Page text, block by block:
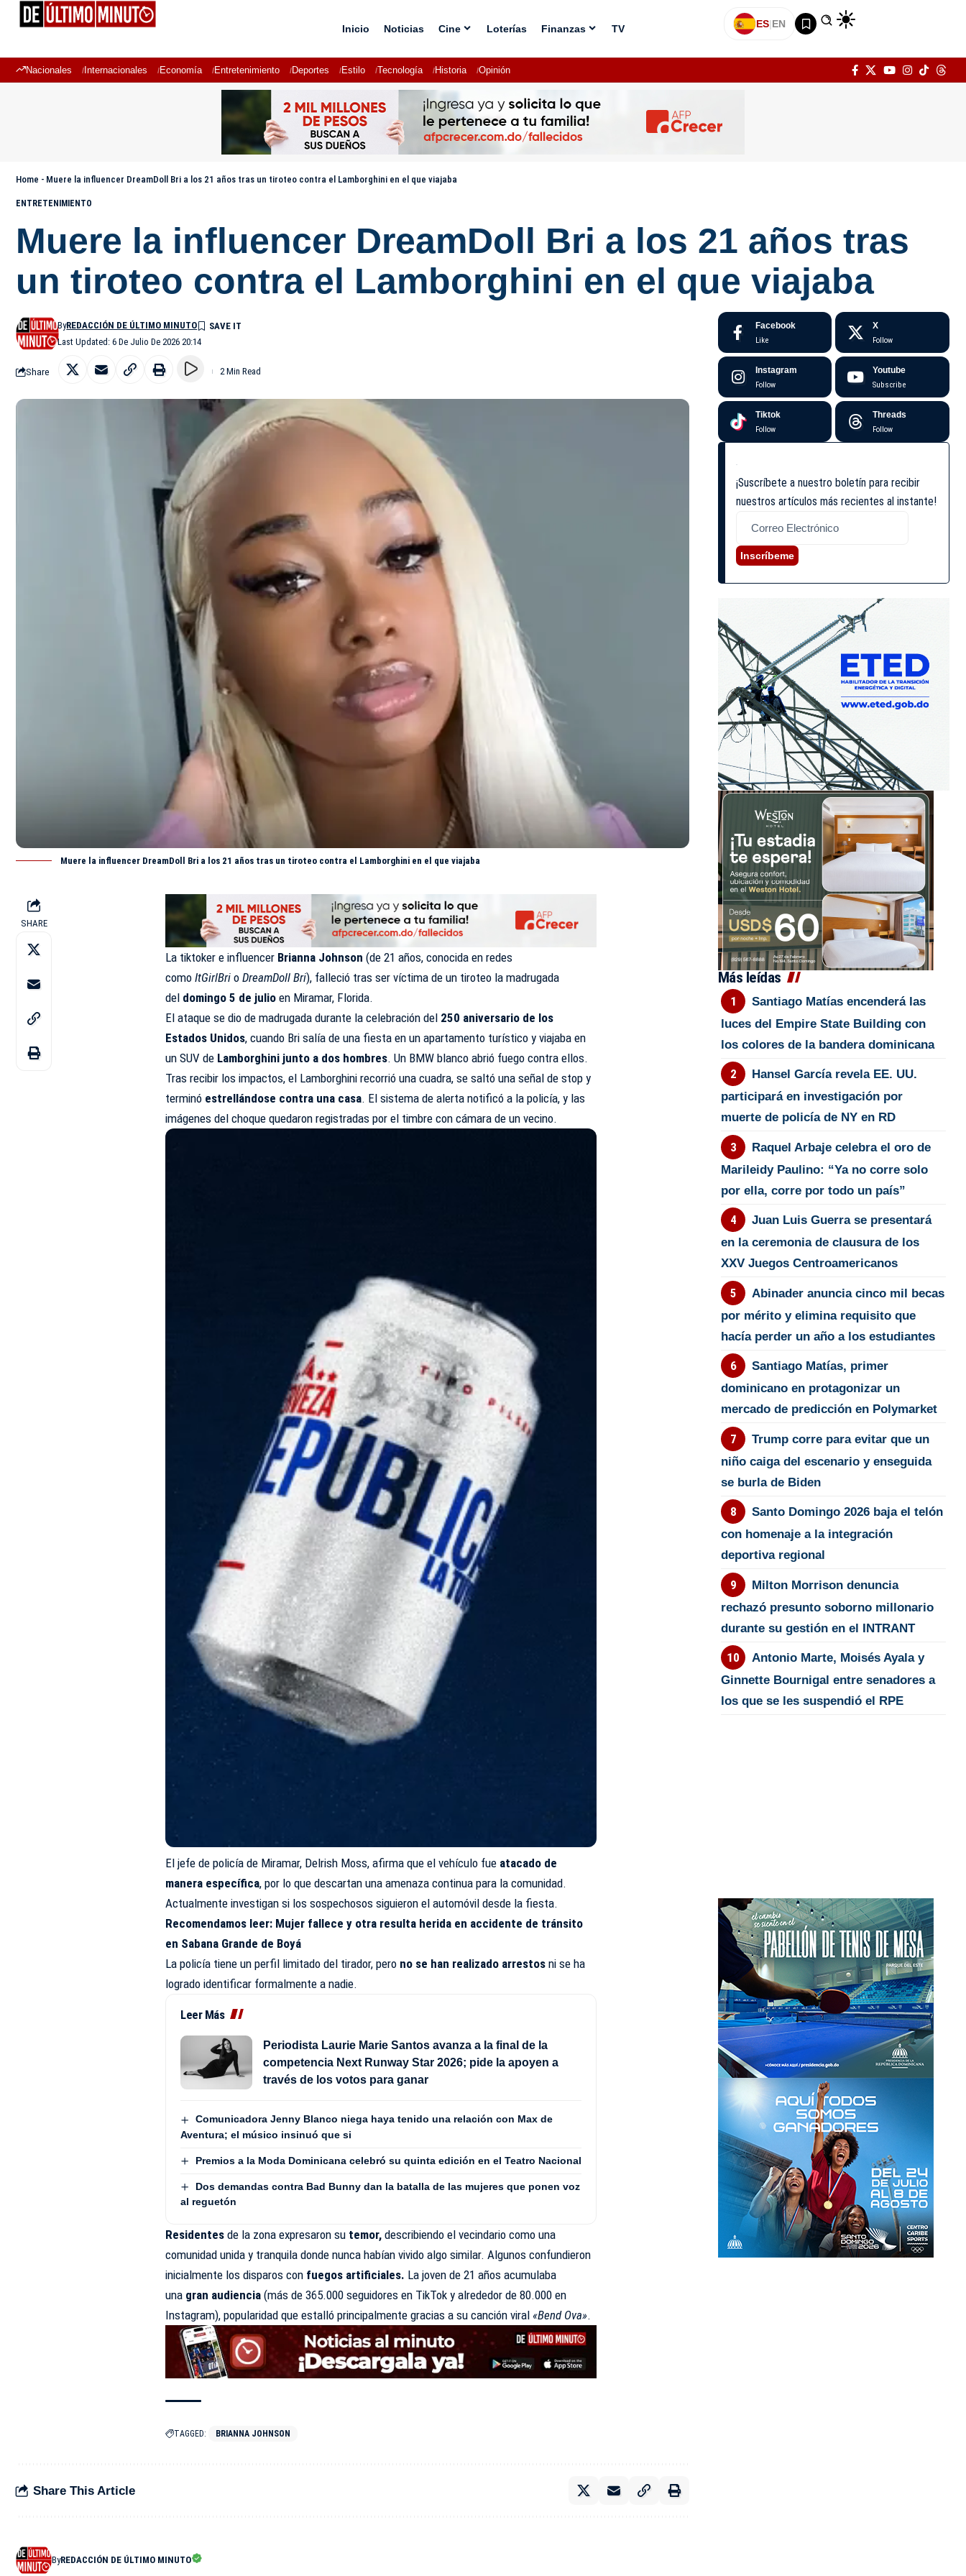
Inicio Noticias Cine Loterías Finanzas TV ES|EN
Nacionales Internacionales Economía Entretenimiento Deportes Estilo Tecnología Historia Opinión
Home - Muere la influencer DreamDoll Bri a los 21 años tras un tiroteo contra el Lamborghini en el que viajaba
ENTRETENIMIENTO
Muere la influencer DreamDoll Bri a los 21 años tras
un tiroteo contra el Lamborghini en el que viajaba
Last Updated: 6 De Julio De 2026 20:14
ByREDACCIÓN DE ÚLTIMO MINUTO
Share 2 Min Read
Muere la influencer DreamDoll Bri a los 21 años tras un tiroteo contra el Lamborghini en el que viajaba
SHARE
La tiktoker e influencer Brianna Johnson (de 21 años, conocida en redes
comoItGirlBri oDreamDoll Bri), falleció tras ser víctima de un tiroteo la madrugada
del domingo 5 de julio en Miramar, Florida.
El ataque se dio de madrugada durante la celebración del 250 aniversario de los
Estados Unidos, cuando Bri salía de una fiesta en un apartamento turístico y viajaba en
un SUV de Lamborghini junto a dos hombres. Un BMW blanco abrió fuego contra ellos.
Tras recibir los impactos, el Lamborghini recorrió una cuadra, se saltó una señal de stop y
terminó estrellándose contra una casa. El sistema de alerta notificó a la policía, y las
imágenes del choque quedaron registradas por el timbre con cámara de un vecino.
El jefe de policía de Miramar, Delrish Moss, afirma que el vehículo fue atacado de
manera específica, por lo que descartan una amenaza continua para la comunidad.
Actualmente investigan si los sospechosos siguieron el automóvil desde la fiesta.
Recomendamos leer: Mujer fallece y otra resulta herida en accidente de tránsito
en Sabana Grande de Boyá
La policía tiene un perfil limitado del tirador, pero no se han realizado arrestos ni se ha
logrado identificar formalmente a nadie.
Leer Más
Periodista Laurie Marie Santos avanza a la final de la
competencia Next Runway Star 2026; pide la apoyen a
través de los votos para ganar
Comunicadora Jenny Blanco niega haya tenido una relación con Max de
Aventura; el músico insinuó que si
Premios a la Moda Dominicana celebró su quinta edición en el Teatro Nacional
Dos demandas contra Bad Bunny dan la batalla de las mujeres que ponen voz
al reguetón
Residentesde la zona expresaron su temor,describiendo el vecindario como una
comunidad unida y tranquila donde nunca habían vivido algo similar. Algunos confundieron
inicialmente los disparos con fuegos artificiales. La joven de 21 años acumulaba
una gran audiencia (más de 365.000 seguidores en TikTok y alrededor de 80.000 en
Instagram), popularidad que estalló principalmente gracias a su canción viral«Bend Ova».
TAGGED: BRIANNA JOHNSON
Share This Article
ByREDACCIÓN DE ÚLTIMO MINUTO
Facebook
Like
X
Follow
Instagram
Follow
Youtube
Subscribe
Tiktok
Follow
Threads
Follow
¡Suscríbete a nuestro boletín para recibir
nuestros artículos más recientes al instante!
Inscríbeme
Más leídas
Santiago Matías encenderá las
luces del Empire State Building con
los colores de la bandera dominicana
Hansel García revela EE. UU.
participará en investigación por
muerte de policía de NY en RD
Raquel Arbaje celebra el oro de
Marileidy Paulino: “Ya no corre solo
por ella, corre por todo un país”
Juan Luis Guerra se presentará
en la ceremonia de clausura de los
XXV Juegos Centroamericanos
Abinader anuncia cinco mil becas
por mérito y elimina requisito que
hacía perder un año a los estudiantes
Santiago Matías, primer
dominicano en protagonizar un
mercado de predicción en Polymarket
Trump corre para evitar que un
niño caiga del escenario y enseguida
se burla de Biden
Santo Domingo 2026 baja el telón
con homenaje a la integración
deportiva regional
Milton Morrison denuncia
rechazó presunto soborno millonario
durante su gestión en el INTRANT
Antonio Marte, Moisés Ayala y
Ginnette Bournigal entre senadores a
los que se les suspendió el RPE